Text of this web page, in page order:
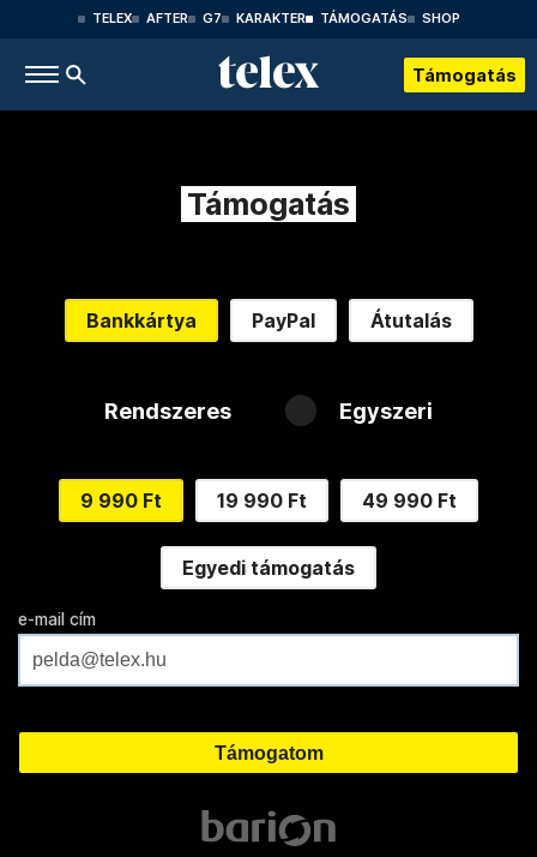
TELEX AFTER G7 KARAKTER TÁMOGATÁS SHOP
Támogatás
Támogatás
Bankkártya PayPal Átutalás
Rendszeres Egyszeri
9 990 Ft 19 990 Ft 49 990 Ft
Egyedi támogatás
e-mail cím